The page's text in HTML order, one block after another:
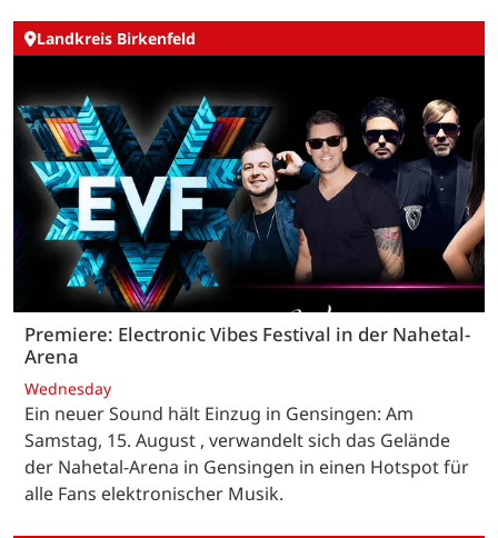
Landkreis Birkenfeld
Premiere: Electronic Vibes Festival in der Nahetal-
Arena
Wednesday
Ein neuer Sound hält Einzug in Gensingen: Am
Samstag, 15. August , verwandelt sich das Gelände
der Nahetal-Arena in Gensingen in einen Hotspot für
alle Fans elektronischer Musik.